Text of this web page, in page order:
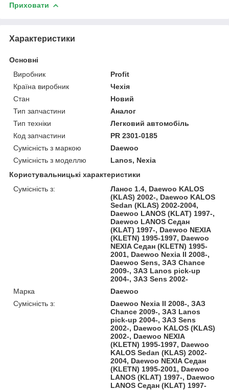
Приховати
Характеристики
Основні
Виробник
Profit
Країна виробник
Чехія
Стан
Новий
Тип запчастини
Аналог
Тип техніки
Легковий автомобіль
Код запчастини
PR 2301-0185
Сумісність з маркою
Daewoo
Сумісність з моделлю
Lanos, Nexia
Користувальницькі характеристики
Сумісність з:
Ланос 1.4, Daewoo KALOS
(KLAS) 2002-, Daewoo KALOS
Sedan (KLAS) 2002-2004,
Daewoo LANOS (KLAT) 1997-,
Daewoo LANOS Седан
(KLAT) 1997-, Daewoo NEXIA
(KLETN) 1995-1997, Daewoo
NEXIA Седан (KLETN) 1995-
2001, Daewoo Nexia II 2008-,
Daewoo Sens, ЗАЗ Chance
2009-, ЗАЗ Lanos pick-up
2004-, ЗАЗ Sens 2002-
Марка
Daewoo
Сумісність з:
Daewoo Nexia II 2008-, ЗАЗ
Chance 2009-, ЗАЗ Lanos
pick-up 2004-, ЗАЗ Sens
2002-, Daewoo KALOS (KLAS)
2002-, Daewoo NEXIA
(KLETN) 1995-1997, Daewoo
KALOS Sedan (KLAS) 2002-
2004, Daewoo NEXIA Седан
(KLETN) 1995-2001, Daewoo
LANOS (KLAT) 1997-, Daewoo
LANOS Седан (KLAT) 1997-